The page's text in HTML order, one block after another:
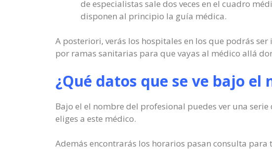
de especialistas sale dos veces en el cuadro
disponen al principio la guía médica.
A posteriori, verás los hospitales en los que podrás
por ramas sanitarias para que vayas al médico allá
¿Qué datos que se ve bajo el
Bajo el el nombre del profesional puedes ver una
eliges a este médico.
Además encontrarás los horarios pasan consulta